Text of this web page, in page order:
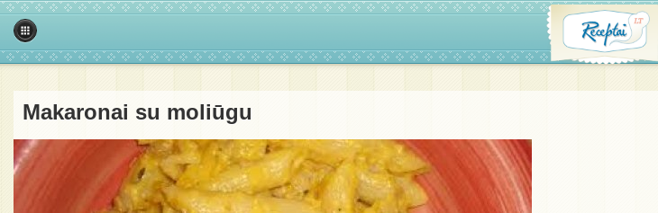
Makaronai su moliūgu